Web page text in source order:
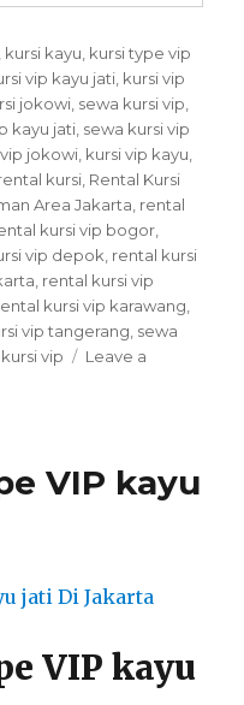
, kursi kayu, kursi type vip
vip kayu jati, kursi vip
jokowi, sewa kursi vip,
kayu jati, sewa kursi vip
jokowi, kursi vip kayu,
kursi, Rental Kursi
Area Jakarta, rental
kursi vip bogor,
vip depok, rental kursi
, rental kursi vip
kursi vip karawang,
vip tangerang, sewa
vip
Leave a
VIP kayu
VIP kayu